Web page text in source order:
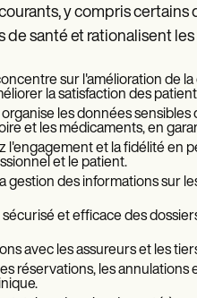
y compris
santé et rationalisent
sur l'amélioration de
la satisfaction des
les données sensibles
et les médicaments, en
l'engagement et la fidélité en
et le patient.
gestion des informations sur
et efficace des
avec les assureurs et les
réservations, les annulations